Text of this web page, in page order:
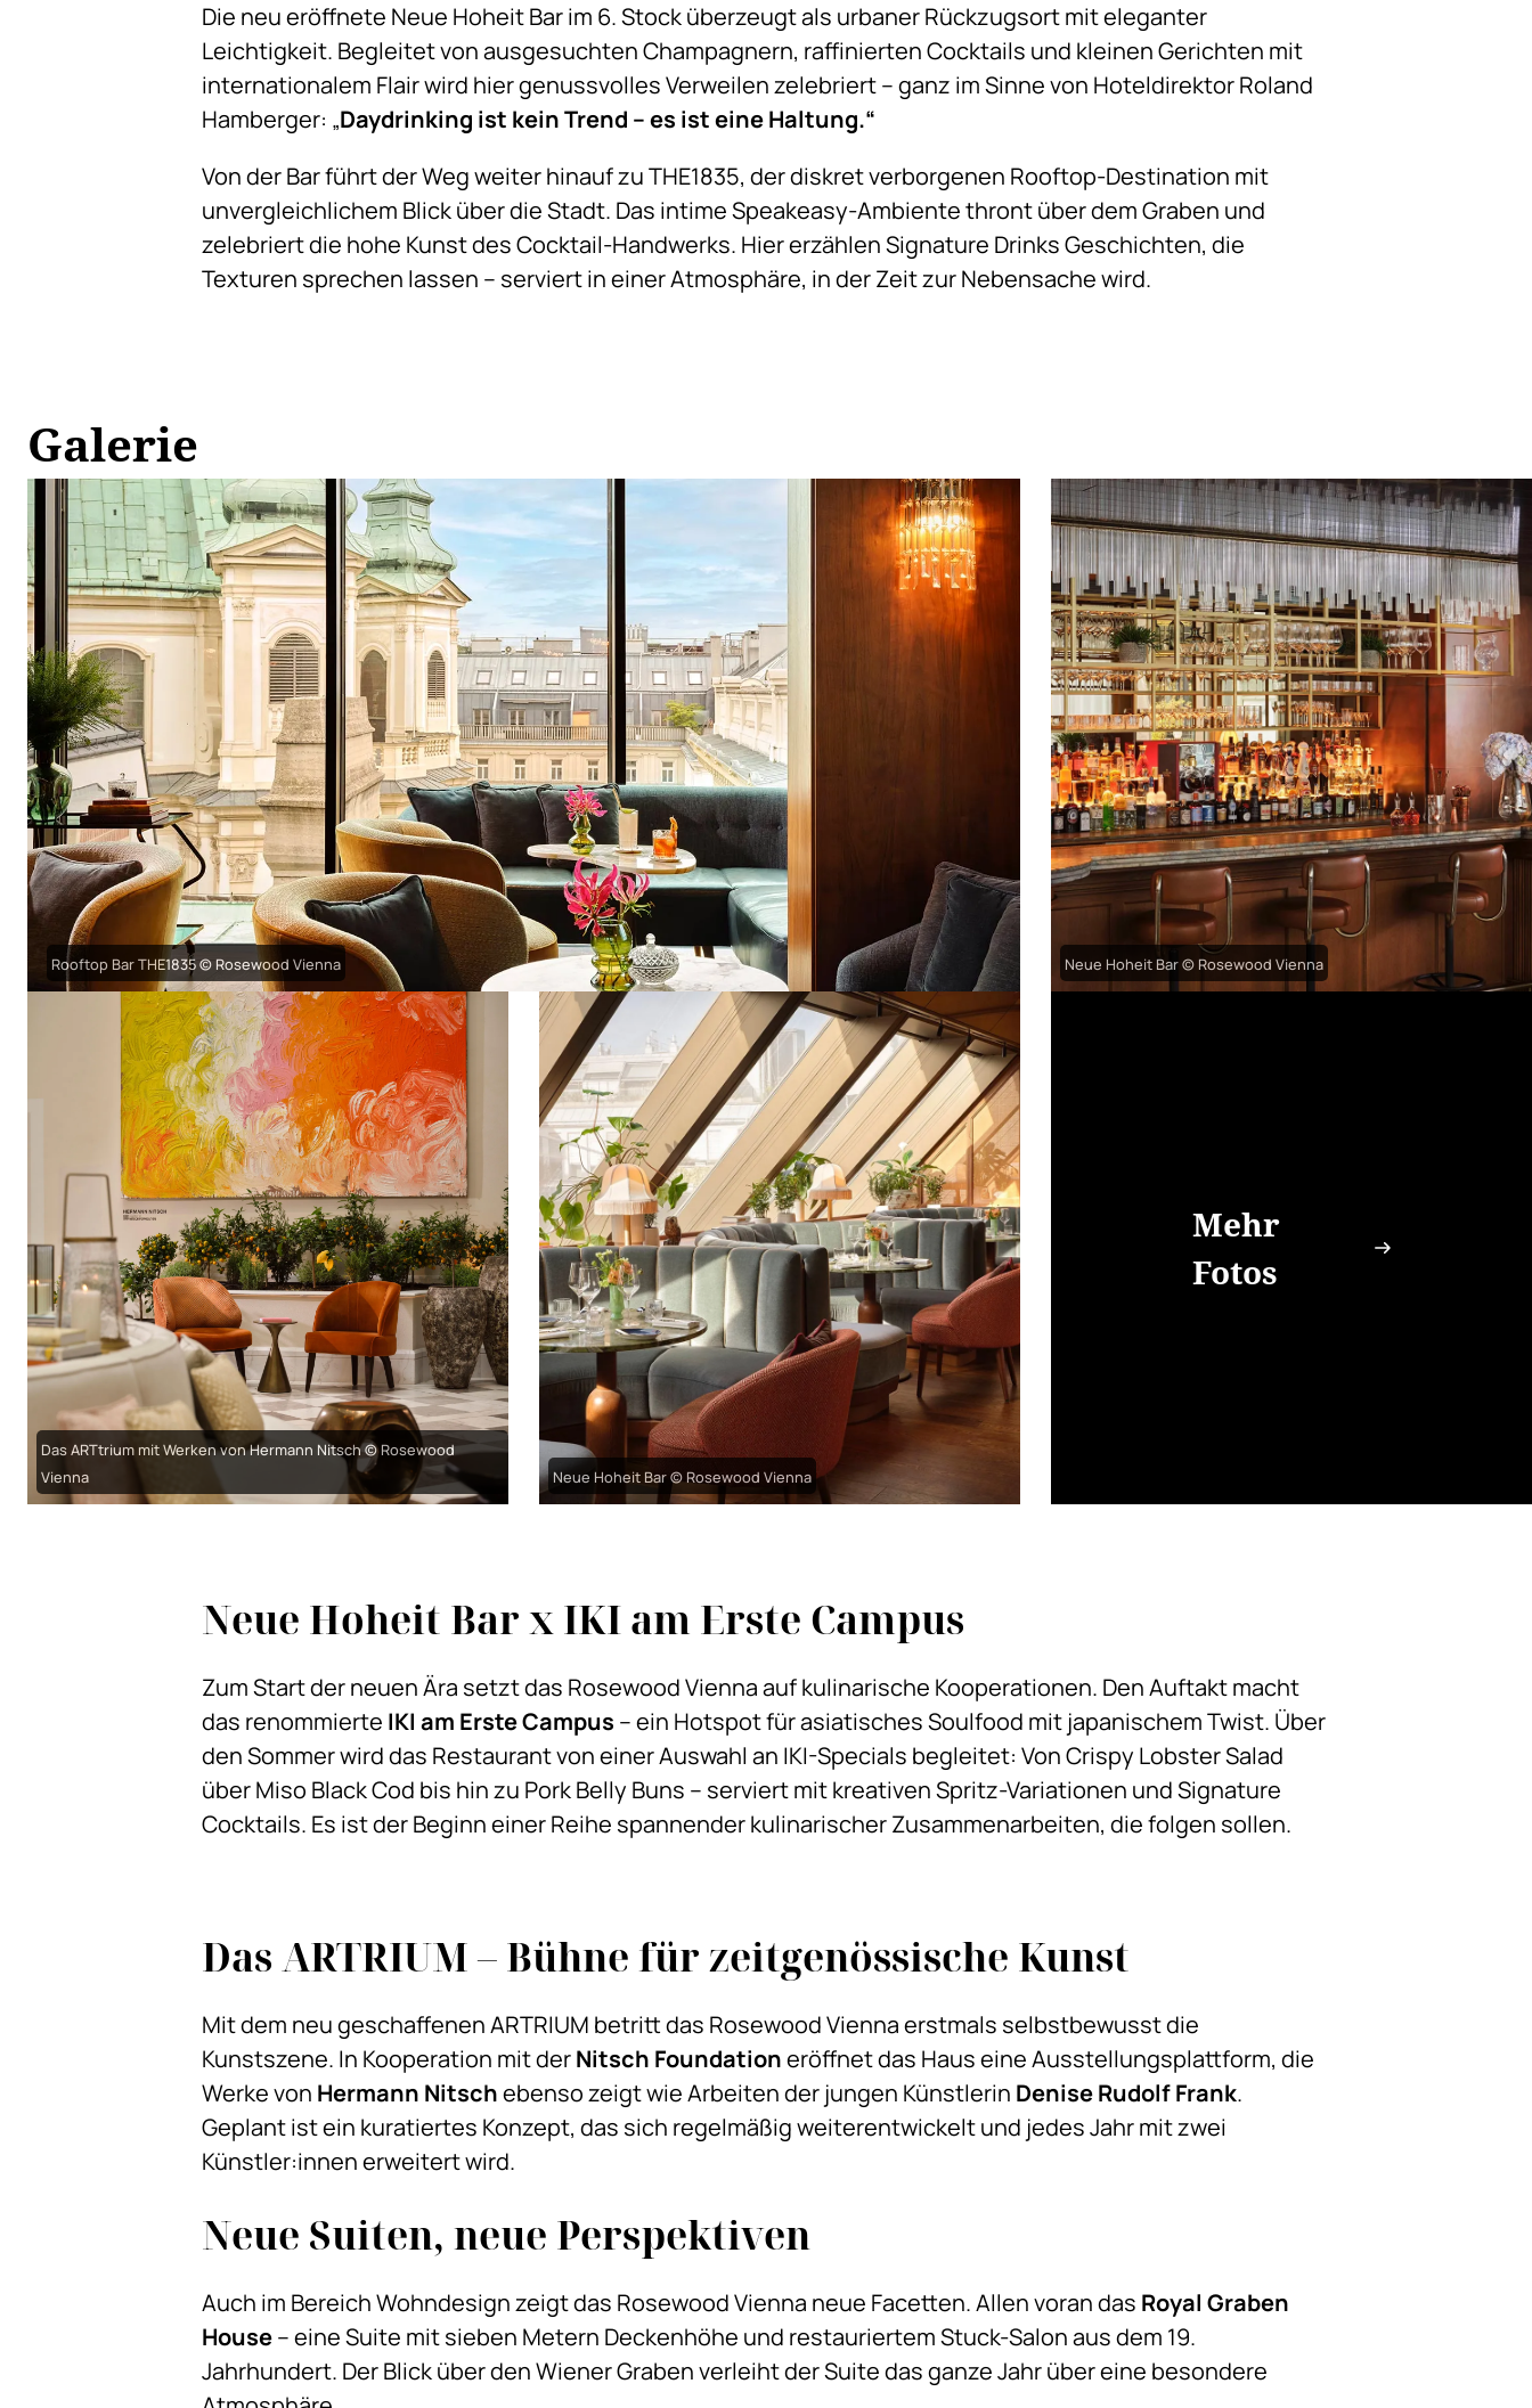
Die neu eröffnete Neue Hoheit Bar im 6. Stock überzeugt als urbaner Rückzugsort mit eleganter
Leichtigkeit. Begleitet von ausgesuchten Champagnern, raffinierten Cocktails und kleinen Gerichten mit
internationalem Flair wird hier genussvolles Verweilen zelebriert – ganz im Sinne von Hoteldirektor Roland
Hamberger: „Daydrinking ist kein Trend – es ist eine Haltung.“
Von der Bar führt der Weg weiter hinauf zu THE1835, der diskret verborgenen Rooftop-Destination mit
unvergleichlichem Blick über die Stadt. Das intime Speakeasy-Ambiente thront über dem Graben und
zelebriert die hohe Kunst des Cocktail-Handwerks. Hier erzählen Signature Drinks Geschichten, die
Texturen sprechen lassen – serviert in einer Atmosphäre, in der Zeit zur Nebensache wird.
Galerie
Rooftop Bar THE1835 © Rosewood Vienna Neue Hoheit Bar © Rosewood Vienna
Das ARTtrium mit Werken von Hermann Nitsch © Rosewood
Vienna
Neue Hoheit Bar © Rosewood Vienna
Mehr
Fotos
Neue Hoheit Bar x IKI am Erste Campus
Zum Start der neuen Ära setzt das Rosewood Vienna auf kulinarische Kooperationen. Den Auftakt macht
das renommierte IKI am Erste Campus – ein Hotspot für asiatisches Soulfood mit japanischem Twist. Über
den Sommer wird das Restaurant von einer Auswahl an IKI-Specials begleitet: Von Crispy Lobster Salad
über Miso Black Cod bis hin zu Pork Belly Buns – serviert mit kreativen Spritz-Variationen und Signature
Cocktails. Es ist der Beginn einer Reihe spannender kulinarischer Zusammenarbeiten, die folgen sollen.
Das ARTRIUM – Bühne für zeitgenössische Kunst
Mit dem neu geschaffenen ARTRIUM betritt das Rosewood Vienna erstmals selbstbewusst die
Kunstszene. In Kooperation mit derNitsch Foundationeröffnet das Haus eine Ausstellungsplattform, die
Werke von Hermann Nitschebenso zeigt wie Arbeiten der jungen Künstlerin Denise Rudolf Frank.
Geplant ist ein kuratiertes Konzept, das sich regelmäßig weiterentwickelt und jedes Jahr mit zwei
Künstler:innen erweitert wird.
Neue Suiten, neue Perspektiven
Auch im Bereich Wohndesign zeigt das Rosewood Vienna neue Facetten. Allen voran das Royal Graben
House– eine Suite mit sieben Metern Deckenhöhe und restauriertem Stuck-Salon aus dem 19.
Jahrhundert. Der Blick über den Wiener Graben verleiht der Suite das ganze Jahr über eine besondere